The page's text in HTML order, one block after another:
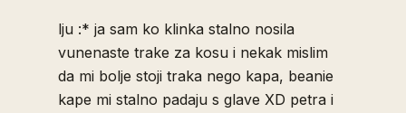
lju :* ja sam ko klinka stalno nosila
vunenaste trake za kosu i nekak mislim
da mi bolje stoji traka nego kapa, beanie
kape mi stalno padaju s glave XD petra i